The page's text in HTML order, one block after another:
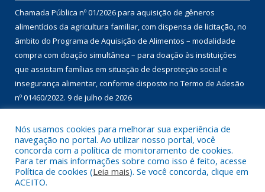
CULTURAL COM RECURSOS DA POLÍTICA NACIONAL ALDIR BLANC
DE FOMENTO À CULTURA – PNAB (LEI Nº 14.399/2022)
13 de julho de
2026
Chamada Pública nº 01/2026 para realização de Pré- cadastro
para selecionar 02 ( duas ) Entidades Sócios Assistenciais com
atuação no âmbito da proteção social (UNIDADES RECEBEDORAS)
9 de julho de 2026
Chamada Pública nº 01/2026 para aquisição de gêneros
alimentícios da agricultura familiar, com dispensa de licitação, no
âmbito do Programa de Aquisição de Alimentos – modalidade
compra com doação simultânea – para doação às instituições
que assistam famílias em situação de desproteção social e
Nós usamos cookies para melhorar sua experiência de
navegação no portal. Ao utilizar nosso portal, você
concorda com a política de monitoramento de cookies.
Para ter mais informações sobre como isso é feito, acesse
Política de cookies (Leia mais). Se você concorda, clique em
ACEITO.